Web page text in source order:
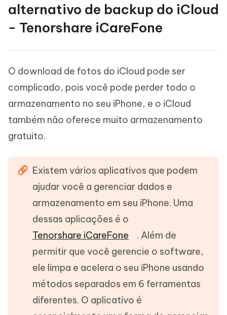
alternativo de backup do iCloud
- Tenorshare iCareFone
O download de fotos do iCloud pode ser
complicado, pois você pode perder todo o
armazenamento no seu iPhone, e o iCloud
também não oferece muito armazenamento
gratuito.
Existem vários aplicativos que podem
ajudar você a gerenciar dados e
armazenamento em seu iPhone. Uma
dessas aplicações é o
Tenorshare iCareFone
. Além de
permitir que você gerencie o software,
ele limpa e acelera o seu iPhone usando
métodos separados em 6 ferramentas
diferentes. O aplicativo é